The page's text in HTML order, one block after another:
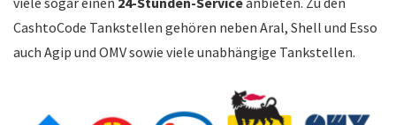
CashtoCode Tankstellen gehören neben Aral, Shell und Esso
auch Agip und OMV sowie viele unabhängige Tankstellen.